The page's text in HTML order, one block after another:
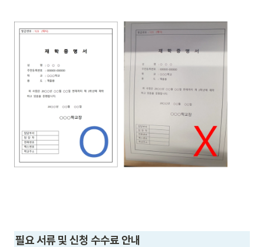
필요 서류 및 신청 수수료 안내